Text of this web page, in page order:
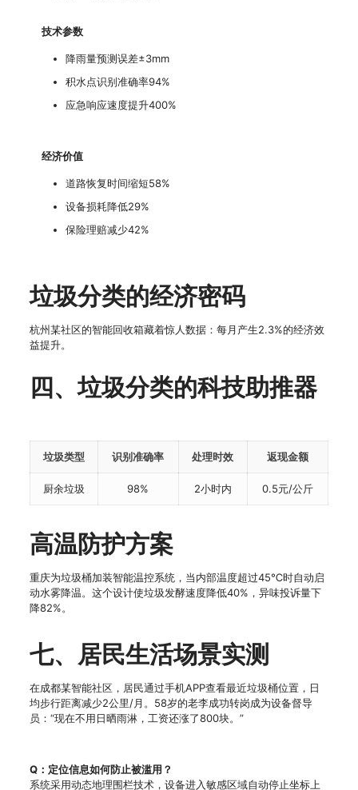
技术参数
降雨量预测误差±3mm
积水点识别准确率94%
应急响应速度提升400%
经济价值
道路恢复时间缩短58%
设备损耗降低29%
保险理赔减少42%
垃圾分类的经济密码
杭州某社区的智能回收箱藏着惊人数据：每月产生2.3%的经济效
益提升。
四、垃圾分类的科技助推器
垃圾类型 识别准确率 处理时效 返现金额
厨余垃圾 98% 2小时内 0.5元/公斤
高温防护方案
重庆为垃圾桶加装智能温控系统，当内部温度超过45℃时自动启
动水雾降温。这个设计使垃圾发酵速度降低40%，异味投诉量下
降82%。
七、居民生活场景实测
在成都某智能社区，居民通过手机APP查看最近垃圾桶位置，日
均步行距离减少2公里/月。58岁的老李成功转岗成为设备督导
员：“现在不用日晒雨淋，工资还涨了800块。”
Q：定位信息如何防止被滥用？
系统采用动态地理围栏技术，设备进入敏感区域自动停止坐标上